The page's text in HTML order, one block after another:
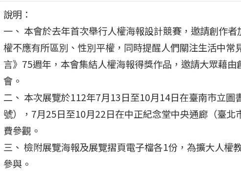
說明：
一、 本會於去年首次舉行人權海報設計競賽，邀請創作
權不應有所區別、性別平權，同時提醒人們關注生活中
言》75週年，本會集結人權海報得獎作品，邀請大眾藉
會。
二、 本次展覽於112年7月13日至10月14日在臺南市立
號），7月25日至10月22日在中正紀念堂中央通廊（臺
費參觀。
三、 檢附展覽海報及展覽摺頁電子檔各1份，為擴大人權
參與。